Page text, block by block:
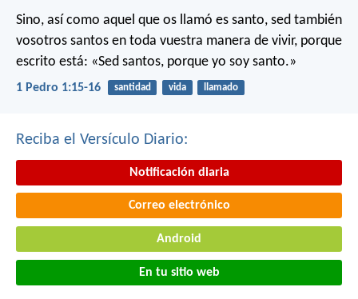
Sino, así como aquel que os llamó es santo, sed también
vosotros santos en toda vuestra manera de vivir, porque
escrito está: «Sed santos, porque yo soy santo.»
1 Pedro 1:15-16 santidad vida llamado
Reciba el Versículo Diario:
Notificación diaria
Correo electrónico
Android
En tu sitio web